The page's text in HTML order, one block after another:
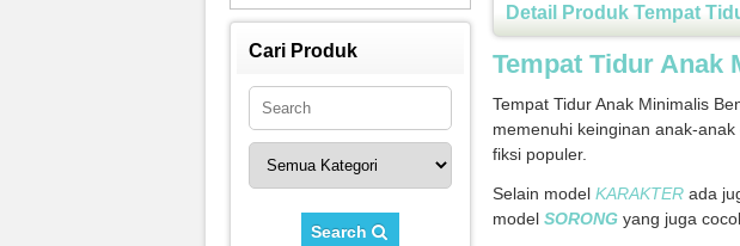
Detail Produk Tempat
Tempat Tidur Anak
Tempat Tidur Anak Minimalis
memenuhi keinginan anak-
fiksi populer.
Selain model KARAKTER ada
model SORONG yang juga
Cari Produk
Search